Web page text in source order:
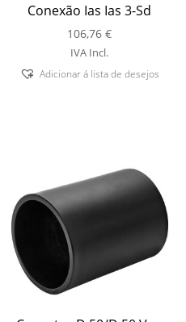
Conexão Ias Ias 3-Sd
106,76€
IVA Incl.
Adicionar á lista de desejos